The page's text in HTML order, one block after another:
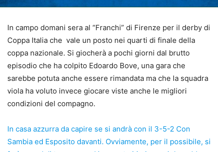
In campo domani sera al “Franchi” di Firenze per il derby di
Coppa Italia che vale un posto nei quarti di finale della
coppa nazionale. Si giocherà a pochi giorni dal brutto
episodio che ha colpito Edoardo Bove, una gara che
sarebbe potuta anche essere rimandata ma che la squadra
viola ha voluto invece giocare viste anche le migliori
condizioni del compagno.
In casa azzurra da capire se si andrà con il 3-5-2 Con
Sambia ed Esposito davanti. Ovviamente, per il possibile, si